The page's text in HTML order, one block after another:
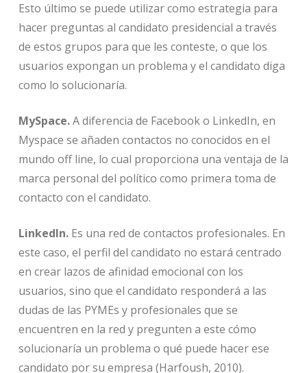
Esto último se puede utilizar como estrategia para
hacer preguntas al candidato presidencial a través
de estos grupos para que les conteste, o que los
usuarios expongan un problema y el candidato diga
como lo solucionaría.
MySpace.A diferencia de Facebook o LinkedIn, en
Myspace se añaden contactos no conocidos en el
mundo off line, lo cual proporciona una ventaja de la
marca personal del político como primera toma de
contacto con el candidato.
LinkedIn.Es una red de contactos profesionales. En
este caso, el perfil del candidato no estará centrado
en crear lazos de afinidad emocional con los
usuarios, sino que el candidato responderá a las
dudas de las PYMEs y profesionales que se
encuentren en la red y pregunten a este cómo
solucionaría un problema o qué puede hacer ese
candidato por su empresa (Harfoush, 2010).